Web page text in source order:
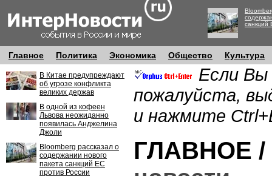
санкций
Главное Политика Экономика Общество Культура
В Китае предупреждают
об угрозе конфликта
великих держав
В одной из кофеен
Львова неожиданно
появилась Анджелина
Джоли
Bloomberg рассказал о
содержании нового
пакета санкций ЕС
против России
Если Вы
пожалуйста,
и нажмите
ГЛАВНОЕ /